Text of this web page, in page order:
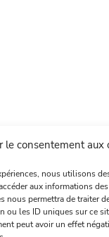
le consentement aux
nous utilisons
aux informations
nous permettra de traiter
ou les ID uniques sur ce
peut avoir un effet